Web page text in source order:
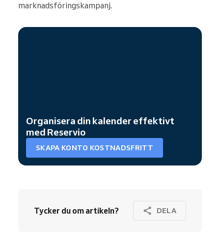
marknadsföringskampanj.
Organisera din kalender effektivt
med Reservio
SKAPA KONTO KOSTNADSFRITT
Tycker du om artikeln? DELA